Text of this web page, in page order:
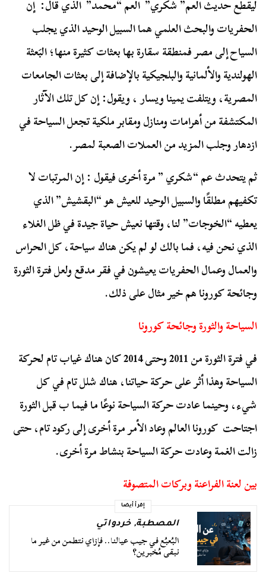
ليقطع حديث العم” شكري” العم “محمد” الذي قال: إن
الحفريات والبحث العلمي هما السبيل الوحيد الذي يجلب
السياح إلى مصر فمنطقة سقارة بها بعثات كثيرة منها؛ البَعثة
الهولندية والألمانية والبلجيكية بالإضافة إلى بعثات الجامعات
المصرية، ويتلفت يمينا ويسار ، ويقول: إن كل تلك الآثار
المكتشفة من أهرامات ومنازل ومقابر ملكية تجعل السياحة في
ازدهار وجلب المزيد من العملات الصعبة لمصر.
ثم يتحدث عم “شكري ” مرة أخرى فيقول : إن المرتبات لا
تكفيهم مطلقًا والسبيل الوحيد للعيش هو “البقشيش” الذي
يعطيه “الخوجات” لنا، وقتها نعيش حياة جيدة في ظل الغلاء
الذي نحن فيه، فما بالك لو لم يكن هناك سياحة، كل الحراس
والعمال وعمال الحفريات يعيشون في فقر مدقع ولعل فترة الثورة
وجائحة كورونا هم خير مثال على ذلك.
السياحة والثورة وجائحة كورونا
في فترة الثورة من 2011 وحتى 2014 كان هناك غياب تام لحركة
السياحة وهذا أثر على حركة حياتنا، هناك شلل تام في كل
شيء، وحينما عادت حركة السياحة نوعًا ما فيما ب قبل الثورة
اجتاحت كورونا العالم وعاد الأمر مرة أخرى إلى ركود تام، حتى
زالت الغمة وعادت حركة السياحة بنشاط مرة أخرى.
بين لعنة الفراعنة وبركات المتصوفة
إقرأ أيضا
المصطبة,خردواتي
البُعبُع في جيب عيالنا.. فإزاي نتطمن من غير ما
نبقى مُخبرين؟